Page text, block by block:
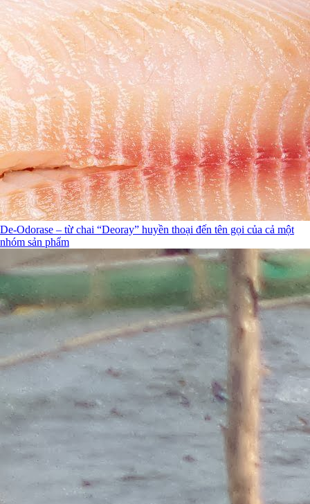
De-Odorase – từ chai “Deoray” huyền thoại đến tên gọi của cả một
nhóm sản phẩm